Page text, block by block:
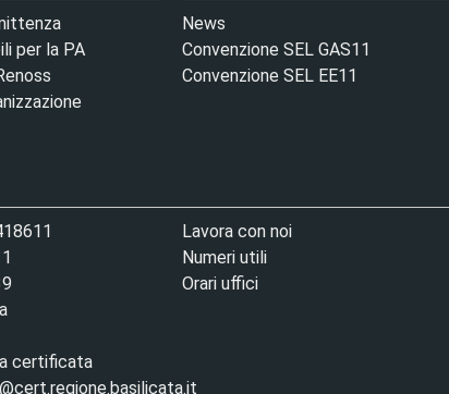
per la PA
News
Convenzione SEL GAS11
Convenzione SEL EE11
certificata
Lavora con noi
Numeri utili
Orari uffici